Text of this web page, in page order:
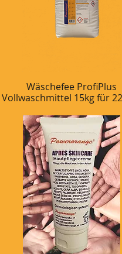
Schnellansicht
Wäschefee ProfiPlus
Vollwaschmittel 15kg für